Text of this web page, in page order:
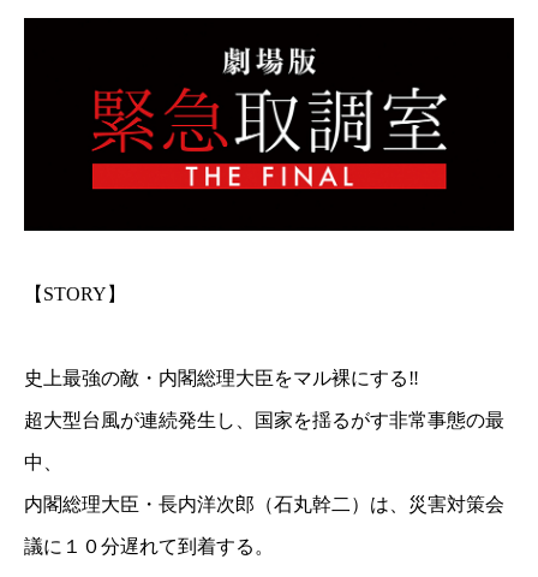
【STORY】
史上最強の敵・内閣総理大臣をマル裸にする‼
超大型台風が連続発生し、国家を揺るがす非常事態の最
中、
内閣総理大臣・長内洋次郎（石丸幹二）は、災害対策会
議に１０分遅れて到着する。